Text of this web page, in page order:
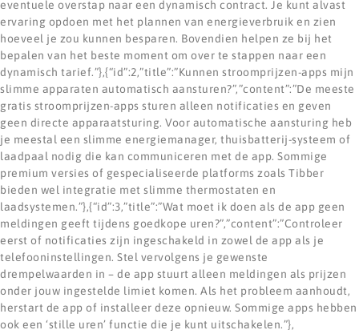
eventuele overstap naar een dynamisch contract. Je kunt alvast
ervaring opdoen met het plannen van energieverbruik en zien
hoeveel je zou kunnen besparen. Bovendien helpen ze bij het
bepalen van het beste moment om over te stappen naar een
dynamisch tarief.”},{“id”:2,”title”:”Kunnen stroomprijzen-apps mijn
slimme apparaten automatisch aansturen?”,”content”:”De meeste
gratis stroomprijzen-apps sturen alleen notificaties en geven
geen directe apparaatsturing. Voor automatische aansturing heb
je meestal een slimme energiemanager, thuisbatterij-systeem of
laadpaal nodig die kan communiceren met de app. Sommige
premium versies of gespecialiseerde platforms zoals Tibber
bieden wel integratie met slimme thermostaten en
laadsystemen.”},{“id”:3,”title”:”Wat moet ik doen als de app geen
meldingen geeft tijdens goedkope uren?”,”content”:”Controleer
eerst of notificaties zijn ingeschakeld in zowel de app als je
telefooninstellingen. Stel vervolgens je gewenste
drempelwaarden in – de app stuurt alleen meldingen als prijzen
onder jouw ingestelde limiet komen. Als het probleem aanhoudt,
herstart de app of installeer deze opnieuw. Sommige apps hebben
ook een ‘stille uren’ functie die je kunt uitschakelen.”},